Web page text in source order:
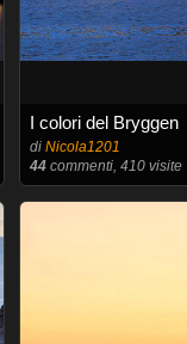
I colori del Bryggen
di Nicola1201
44commenti, 410 visite